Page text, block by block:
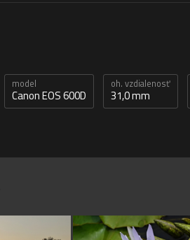
model
Canon EOS 600D
oh. vzdialenosť
31,0 mm